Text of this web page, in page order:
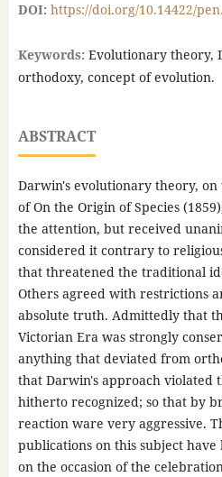
DOI: https://doi.org/10.14422/
Keywords: Evolutionary theory,
orthodoxy, concept of evolution.
ABSTRACT
Darwin's evolutionary theory,
of On the Origin of Species
the attention, but received
considered it contrary to
that threatened the traditional
Others agreed with restrictions
absolute truth. Admittedly that
Victorian Era was strongly
anything that deviated from
that Darwin's approach violated
hitherto recognized; so that by
reaction ware very aggressive.
publications on this subject have
on the occasion of the